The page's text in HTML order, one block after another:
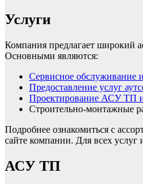
Услуги
Компания предлагает широкий
Основными являются:
Сервисное обслуживание
Предоставление услуг
Проектирование АСУ
Строительно-монтажные
Подробнее ознакомиться с
сайте компании. Для всех услуг
АСУ ТП